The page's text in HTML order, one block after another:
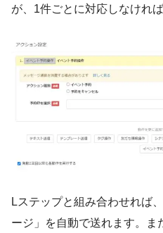
が、1件ごとに対応しなけれ
Lステップと組み合わせれば
ージ」を自動で送れます。ま